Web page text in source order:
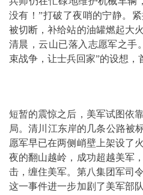
没有！”打破了夜哨的宁静。
被切断，补给站的油罐燃起大
清晨，云山已落入志愿军之手
束战争，让士兵回家”的设想，
短暂的震惊之后，美军试图依
局。清川江东岸的几条公路被
愿军早已在两侧峭壁上架设了
夜的翻山越岭，成功超越美军
击，缠住美军。第八集团军司
这一事件进一步加剧了美军部